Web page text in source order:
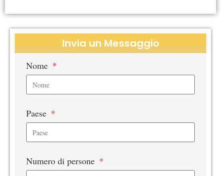
Invia un Messaggio
Nome
Paese
Numero di persone